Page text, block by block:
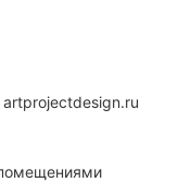
artprojectdesign.ru